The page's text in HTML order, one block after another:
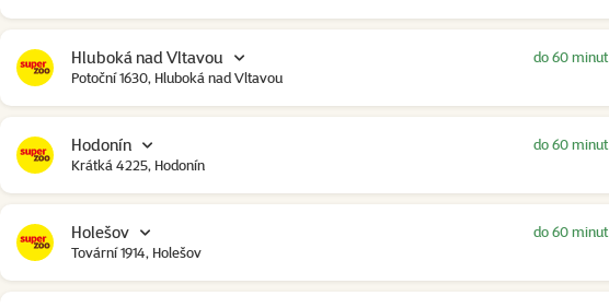
Hluboká nad Vltavou
Potoční 1630, Hluboká nad Vltavou
do 60 minut
Hodonín
Krátká 4225, Hodonín
do 60 minut
Holešov
Tovární 1914, Holešov
do 60 minut